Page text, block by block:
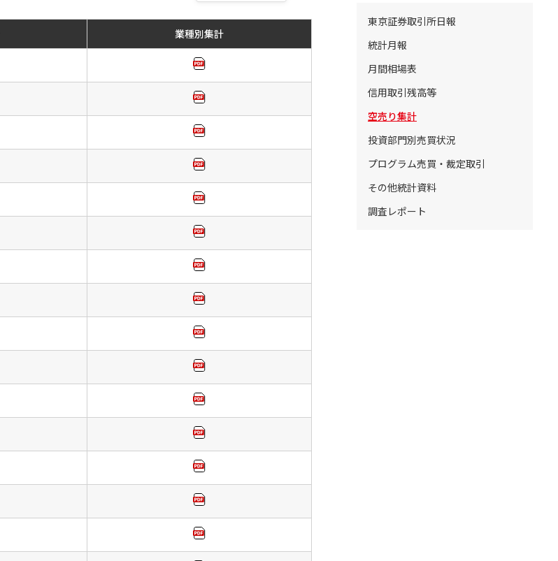
業種別集計
東京証券取引所日報
統計月報
月間相場表
信用取引残高等
空売り集計
投資部門別売買状況
プログラム売買・裁定取引
その他統計資料
調査レポート